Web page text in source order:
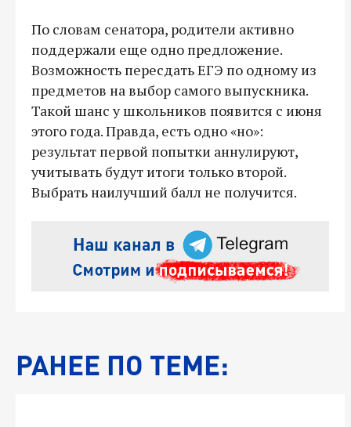
По словам сенатора, родители активно
поддержали еще одно предложение.
Возможность пересдать ЕГЭ по одному из
предметов на выбор самого выпускника.
Такой шанс у школьников появится с июня
этого года. Правда, есть одно «но»:
результат первой попытки аннулируют,
учитывать будут итоги только второй.
Выбрать наилучший балл не получится.
РАНЕЕ ПО ТЕМЕ: